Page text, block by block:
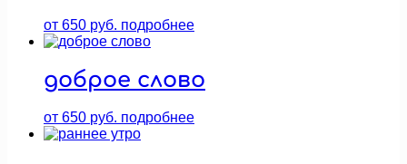
от 650 руб. подробнее
доброе слово
от 650 руб. подробнее